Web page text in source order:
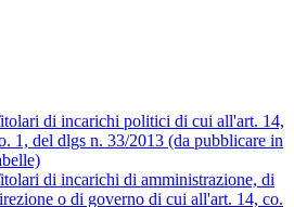
di incarichi politici di cui all'art. 14,
1, del dlgs n. 33/2013 (da pubblicare in
di incarichi di amministrazione, di
o di governo di cui all'art. 14, co.